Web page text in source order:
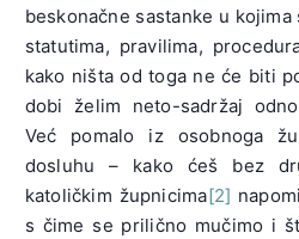
beskonačne sastanke u
statutima, pravilima,
kako ništa od toga ne će biti
dobi želim neto-sadržaj
Već pomalo iz osobnoga
dosluhu – kako ćeš bez
katoličkim župnicima[2]
s čime se prilično mučimo i